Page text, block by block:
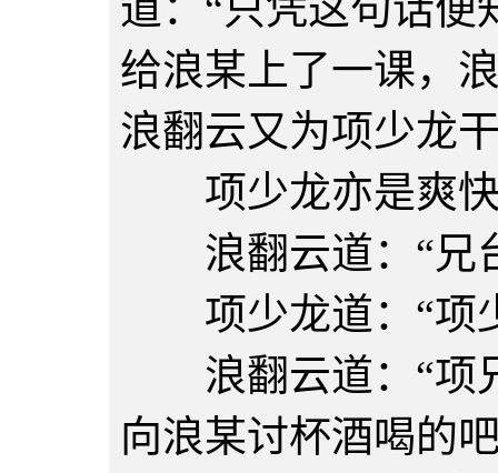
给浪某上了一课，
浪翻云又为项少龙
项少龙亦是爽快
浪翻云道：“兄
项少龙道：“项
浪翻云道：“项
向浪某讨杯酒喝的